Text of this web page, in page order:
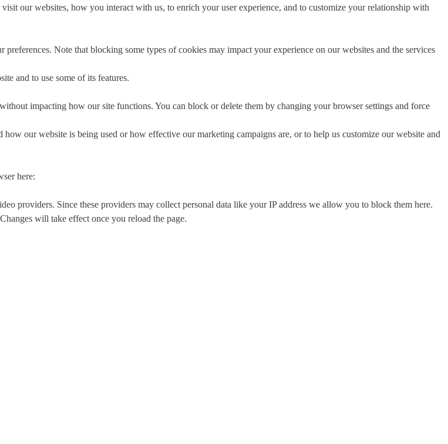
our websites, how you interact with us, to enrich your user experience, and to customize your relationship with
Note that blocking some types of cookies may impact your experience on our websites and the services
and to use some of its features.
impacting how our site functions. You can block or delete them by changing your browser settings and force
our website is being used or how effective our marketing campaigns are, or to help us customize our website and
here:
providers. Since these providers may collect personal data like your IP address we allow you to block them here.
will take effect once you reload the page.